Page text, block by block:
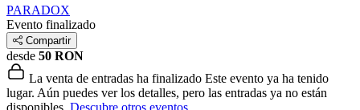
PARADOX
Evento finalizado
Compartir
desde 50 RON
La venta de entradas ha finalizado Este evento ya ha tenido
lugar. Aún puedes ver los detalles, pero las entradas ya no están
disponibles. Descubre otros eventos